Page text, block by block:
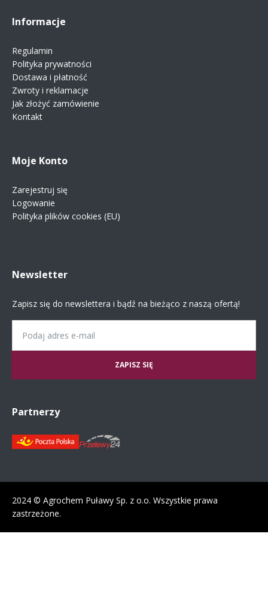
Informacje
Regulamin
Polityka prywatności
Dostawa i płatność
Zwroty i reklamacje
Jak złożyć zamówienie
Kontakt
Moje Konto
Zarejestruj się
Logowanie
Polityka plików cookies (EU)
Newsletter
Zapisz się do newslettera i bądź na bieżąco z naszą ofertą!
Partnerzy
2024 © Agrochem Puławy Sp. z o.o. Wszystkie prawa
zastrzeżone.